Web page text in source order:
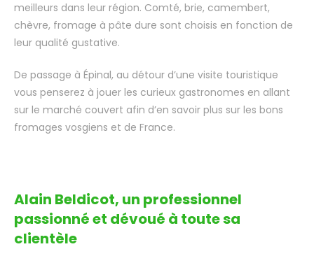
meilleurs dans leur région. Comté, brie, camembert,
chèvre, fromage à pâte dure sont choisis en fonction de
leur qualité gustative.
De passage à Épinal, au détour d’une visite touristique
vous penserez à jouer les curieux gastronomes en allant
sur le marché couvert afin d’en savoir plus sur les bons
fromages vosgiens et de France.
Alain Beldicot, un professionnel
passionné et dévoué à toute sa
clientèle